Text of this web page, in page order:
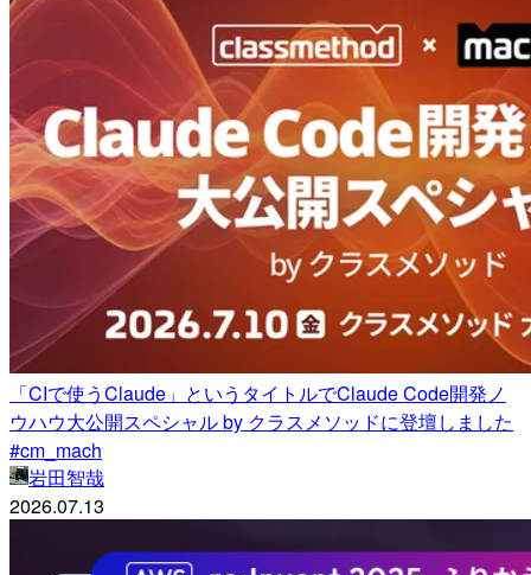
「CIで使うClaude」というタイトルでClaude Code開発ノ
ウハウ大公開スペシャル by クラスメソッドに登壇しました
#cm_mach
岩田智哉
2026.07.13